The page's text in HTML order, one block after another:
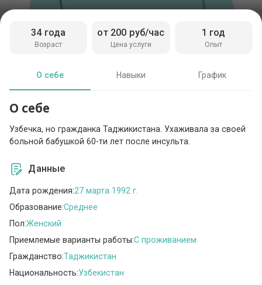
Возраст
34 года
Цена услуги
от 200 руб/час
Опыт
1 год
О себе Навыки График
О себе
Узбечка, но гражданка Таджикистана. Ухаживала за своей
больной бабушкой 60-ти лет после инсульта.
Данные
Дата рождения:27 марта 1992 г.
Образование:Среднее
Пол:Женский
Приемлемые варианты работы:C проживанием
Гражданство:Таджикистан
Национальность:Узбекистан